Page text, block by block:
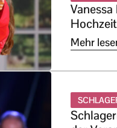
Mehr